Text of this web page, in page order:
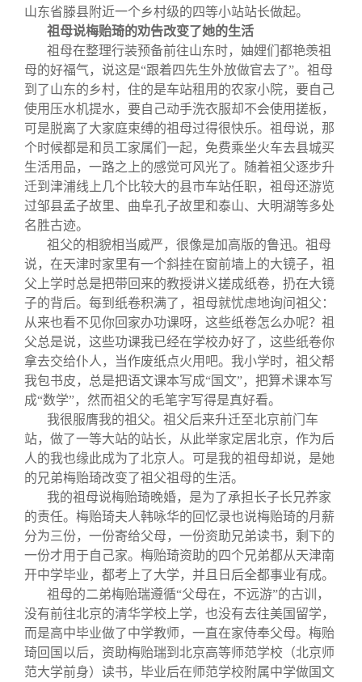
山东省滕县附近一个乡村级的四等小站站长做起。
祖母说梅贻琦的劝告改变了她的生活
祖母在整理行装预备前往山东时，妯娌们都艳羡祖
母的好福气，说这是“跟着四先生外放做官去了”。祖母
到了山东的乡村，住的是车站租用的农家小院，要自己
使用压水机提水，要自己动手洗衣服却不会使用搓板，
可是脱离了大家庭束缚的祖母过得很快乐。祖母说，那
个时候都是和员工家属们一起，免费乘坐火车去县城买
生活用品，一路之上的感觉可风光了。随着祖父逐步升
迁到津浦线上几个比较大的县市车站任职，祖母还游览
过邹县孟子故里、曲阜孔子故里和泰山、大明湖等多处
名胜古迹。
祖父的相貌相当威严，很像是加高版的鲁迅。祖母
说，在天津时家里有一个斜挂在窗前墙上的大镜子，祖
父上学时总是把带回来的教授讲义搓成纸卷，扔在大镜
子的背后。每到纸卷积满了，祖母就忧虑地询问祖父：
从来也看不见你回家办功课呀，这些纸卷怎么办呢？祖
父总是说，这些功课我已经在学校办好了，这些纸卷你
拿去交给仆人，当作废纸点火用吧。我小学时，祖父帮
我包书皮，总是把语文课本写成“国文”，把算术课本写
成“数学”，然而祖父的毛笔字写得是真好看。
我很服膺我的祖父。祖父后来升迁至北京前门车
站，做了一等大站的站长，从此举家定居北京，作为后
人的我也缘此成为了北京人。可是我的祖母却说，是她
的兄弟梅贻琦改变了祖父祖母的生活。
我的祖母说梅贻琦晚婚，是为了承担长子长兄养家
的责任。梅贻琦夫人韩咏华的回忆录也说梅贻琦的月薪
分为三份，一份寄给父母，一份资助兄弟读书，剩下的
一份才用于自己家。梅贻琦资助的四个兄弟都从天津南
开中学毕业，都考上了大学，并且日后全都事业有成。
祖母的二弟梅贻瑞遵循“父母在，不远游”的古训，
没有前往北京的清华学校上学，也没有去往美国留学，
而是高中毕业做了中学教师，一直在家侍奉父母。梅贻
琦回国以后，资助梅贻瑞到北京高等师范学校（北京师
范大学前身）读书，毕业后在师范学校附属中学做国文